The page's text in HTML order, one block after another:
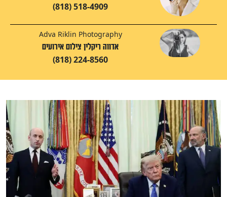
(818) 518-4909
Adva Riklin Photography
אדווה ריקלין צילום אירועים
(818) 224-8560